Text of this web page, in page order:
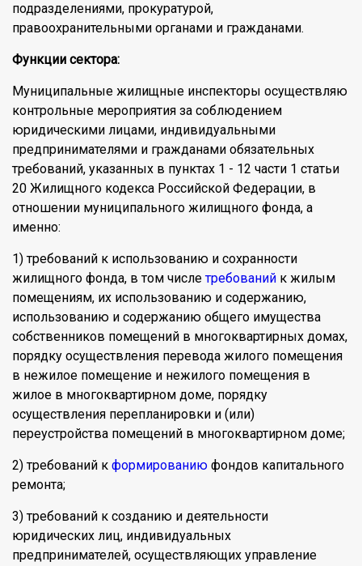
подразделениями, прокуратурой,
правоохранительными органами и гражданами.
Функции сектора:
Муниципальные жилищные инспекторы осуществляю
контрольные мероприятия за соблюдением
юридическими лицами, индивидуальными
предпринимателями и гражданами обязательных
требований, указанных в пунктах 1 - 12 части 1 статьи
20 Жилищного кодекса Российской Федерации, в
отношении муниципального жилищного фонда, а
именно:
1) требований к использованию и сохранности
жилищного фонда, в том числетребований к жилым
помещениям, их использованию и содержанию,
использованию и содержанию общего имущества
собственников помещений в многоквартирных домах,
порядку осуществления перевода жилого помещения
в нежилое помещение и нежилого помещения в
жилое в многоквартирном доме, порядку
осуществления перепланировки и (или)
переустройства помещений в многоквартирном доме;
2) требований к формированию фондов капитального
ремонта;
3) требований к созданию и деятельности
юридических лиц, индивидуальных
предпринимателей, осуществляющих управление